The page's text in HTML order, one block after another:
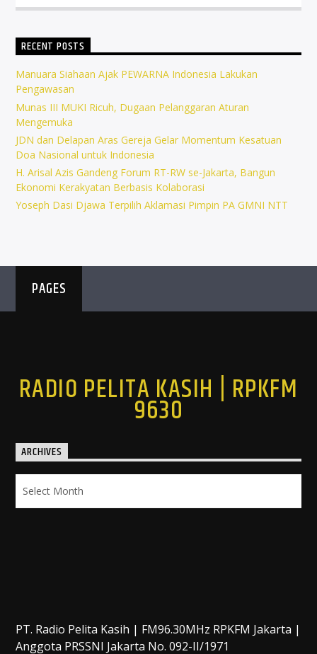
RECENT POSTS
Manuara Siahaan Ajak PEWARNA Indonesia Lakukan
Pengawasan
Munas III MUKI Ricuh, Dugaan Pelanggaran Aturan
Mengemuka
JDN dan Delapan Aras Gereja Gelar Momentum Kesatuan
Doa Nasional untuk Indonesia
H. Arisal Azis Gandeng Forum RT-RW se-Jakarta, Bangun
Ekonomi Kerakyatan Berbasis Kolaborasi
Yoseph Dasi Djawa Terpilih Aklamasi Pimpin PA GMNI NTT
PAGES
RADIO PELITA KASIH | RPKFM
9630
ARCHIVES
PT. Radio Pelita Kasih | FM96.30MHz RPKFM Jakarta |
Anggota PRSSNI Jakarta No. 092-II/1971